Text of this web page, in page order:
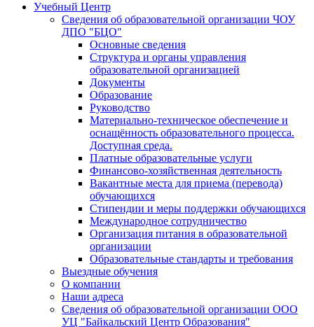
Учебный Центр
Сведения об образовательной организации ЧОУ
ДПО "БЦО"
Основные сведения
Структура и органы управления
образовательной организацией
Документы
Образование
Руководство
Материально-техническое обеспечение и
оснащённость образовательного процесса.
Доступная среда.
Платные образовательные услуги
Финансово-хозяйственная деятельность
Вакантные места для приема (перевода)
обучающихся
Стипендии и меры поддержки обучающихся
Международное сотрудничество
Организация питания в образовательной
организации
Образовательные стандарты и требования
Выездные обучения
О компании
Наши адреса
Сведения об образовательной организации ООО
УЦ "Байкальский Центр Образования"